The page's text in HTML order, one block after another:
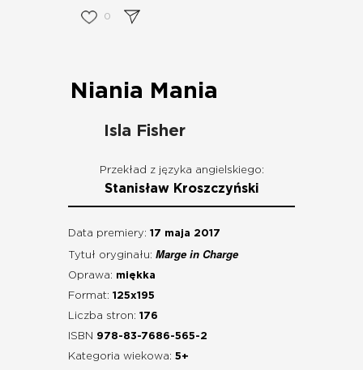
0
Niania Mania
Isla Fisher
Przekład z języka angielskiego:
Stanisław Kroszczyński
Data premiery: 17 maja 2017
Tytuł oryginału: Marge in Charge
Oprawa: miękka
Format: 125x195
Liczba stron: 176
ISBN 978-83-7686-565-2
Kategoria wiekowa: 5+